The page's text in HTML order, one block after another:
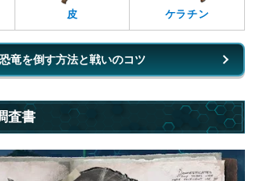
皮 ケラチン
恐竜を倒す方法と戦いのコツ
査書